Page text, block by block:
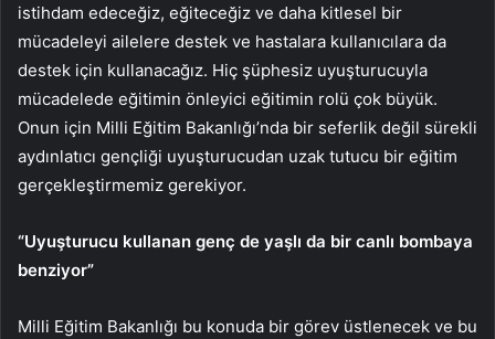
istihdam edeceğiz, eğiteceğiz ve daha kitlesel bir
mücadeleyi ailelere destek ve hastalara kullanıcılara da
destek için kullanacağız. Hiç şüphesiz uyuşturucuyla
mücadelede eğitimin önleyici eğitimin rolü çok büyük.
Onun için Milli Eğitim Bakanlığı’nda bir seferlik değil sürekli
aydınlatıcı gençliği uyuşturucudan uzak tutucu bir eğitim
gerçekleştirmemiz gerekiyor.
“Uyuşturucu kullanan genç de yaşlı da bir canlı bombaya
benziyor”
Milli Eğitim Bakanlığı bu konuda bir görev üstlenecek ve bu